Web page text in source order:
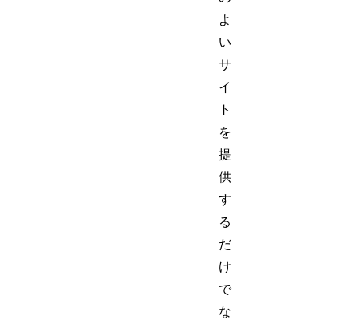
よ
い
サ
イ
ト
を
提
供
す
る
だ
け
で
な